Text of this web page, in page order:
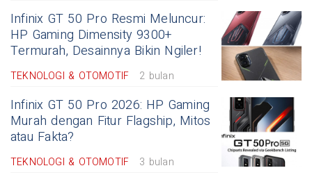
Infinix GT 50 Pro Resmi Meluncur:
HP Gaming Dimensity 9300+
Termurah, Desainnya Bikin Ngiler!
TEKNOLOGI & OTOMOTIF 2 bulan
Infinix GT 50 Pro 2026: HP Gaming
Murah dengan Fitur Flagship, Mitos
atau Fakta?
TEKNOLOGI & OTOMOTIF 3 bulan